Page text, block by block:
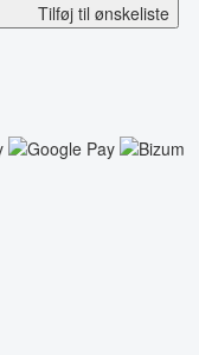
Tilføj til ønskeliste